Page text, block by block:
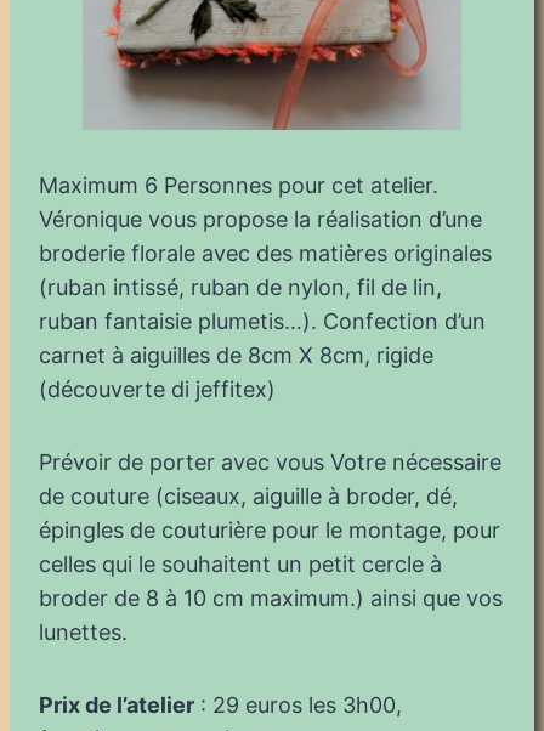
Maximum 6 Personnes pour cet atelier.
Véronique vous propose la réalisation d’une
broderie florale avec des matières originales
(ruban intissé, ruban de nylon, fil de lin,
ruban fantaisie plumetis…). Confection d’un
carnet à aiguilles de 8cm X 8cm, rigide
(découverte di jeffitex)
Prévoir de porter avec vous Votre nécessaire
de couture (ciseaux, aiguille à broder, dé,
épingles de couturière pour le montage, pour
celles qui le souhaitent un petit cercle à
broder de 8 à 10 cm maximum.) ainsi que vos
lunettes.
Prix de l’atelier : 29 euros les 3h00,